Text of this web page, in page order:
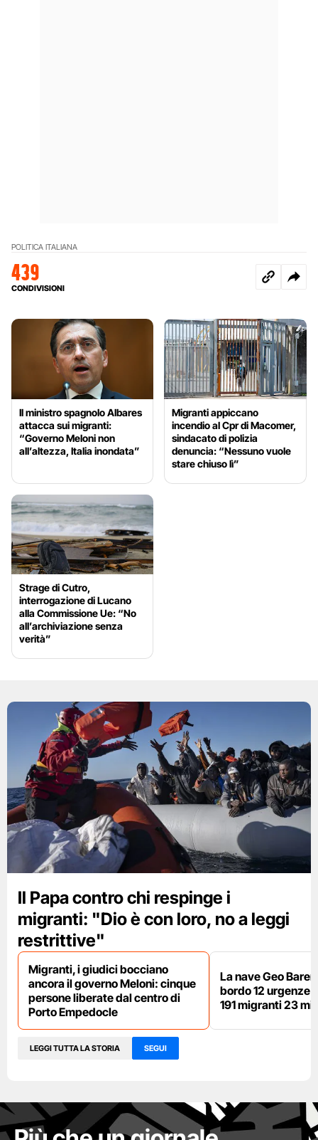
POLITICA ITALIANA
439
CONDIVISIONI
Il ministro spagnolo Albares
attacca sui migranti:
“Governo Meloni non
all’altezza, Italia inondata”
Migranti appiccano
incendio al Cpr di Macomer,
sindacato di polizia
denuncia: “Nessuno vuole
stare chiuso lì”
Strage di Cutro,
interrogazione di Lucano
alla Commissione Ue: “No
all’archiviazione senza
verità”
Il Papa contro chi respinge i
migranti: "Dio è con loro, no a leggi
restrittive"
Migranti, i giudici bocciano
ancora il governo Meloni: cinque
persone liberate dal centro di
Porto Empedocle
La nave Geo
bordo 12 urgenze
191 migranti 23
LEGGI TUTTA LA STORIA SEGUI